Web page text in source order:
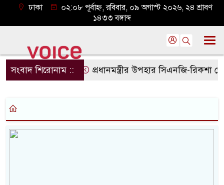
ঢাকা
০২:০৮ পূর্বাহ্ন, রবিবার, ০৯ অগাস্ট ২০২৬, ২৪ শ্রাবণ
১৪৩৩ বঙ্গাব্দ
সংবাদ শিরোনাম :: প্রধানমন্ত্রীর উপহার সিএনজি-রিকশা